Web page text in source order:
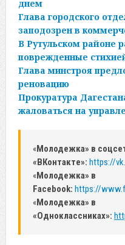
днем
Глава городского
заподозрен в
В Рутульском районе
поврежденные
Глава минстроя
реновацию
Прокуратура
жаловаться на
«Молодежка» в
«ВКонтакте»: https://
«Молодежка» в
Facebook: https://
«Молодежка» в
«Одноклассниках»: